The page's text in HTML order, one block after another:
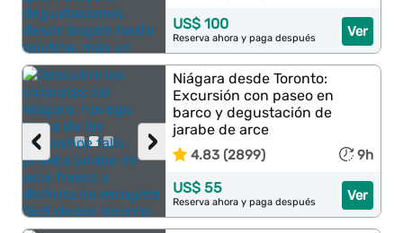
Ver
US$ 100
Reserva ahora y paga después
›
‹
Niágara desde Toronto:
Excursión con paseo en
barco y degustación de
jarabe de arce
4.83 (2899) 9h
Ver
US$ 55
Reserva ahora y paga después